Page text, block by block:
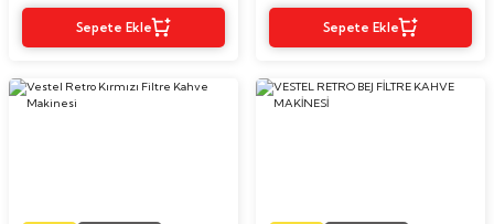
Sepete Ekle Sepete Ekle